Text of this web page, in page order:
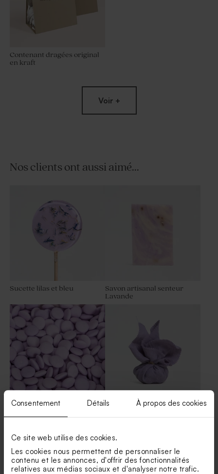
Consentement Détails À propos des cookies
Ce site web utilise des cookies.
Les cookies nous permettent de personnaliser le
contenu et les annonces, d'offrir des fonctionnalités
relatives aux médias sociaux et d'analyser notre trafic.
Contenant dragées original
en kraft
Voir +
Nos clients ont aussi aimé...
Sucette lilas et bleu
Savon artisanal senteur
Lavande
Dragées lentilles couleur
lilas 1 kg (± 1120 ex)
Contenant dragées tissu
lavande